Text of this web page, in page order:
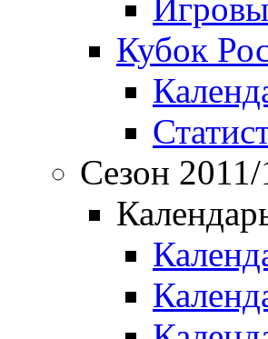
Кубок
Сезон 2011/